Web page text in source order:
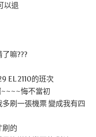
以退
嘛???
EL 2110的班次
悔不當初
刷一張機票 變成我有四
刷的